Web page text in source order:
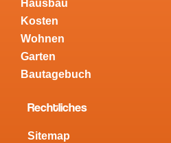
Hausbau
Kosten
Wohnen
Garten
Bautagebuch
Rechtliches
Sitemap